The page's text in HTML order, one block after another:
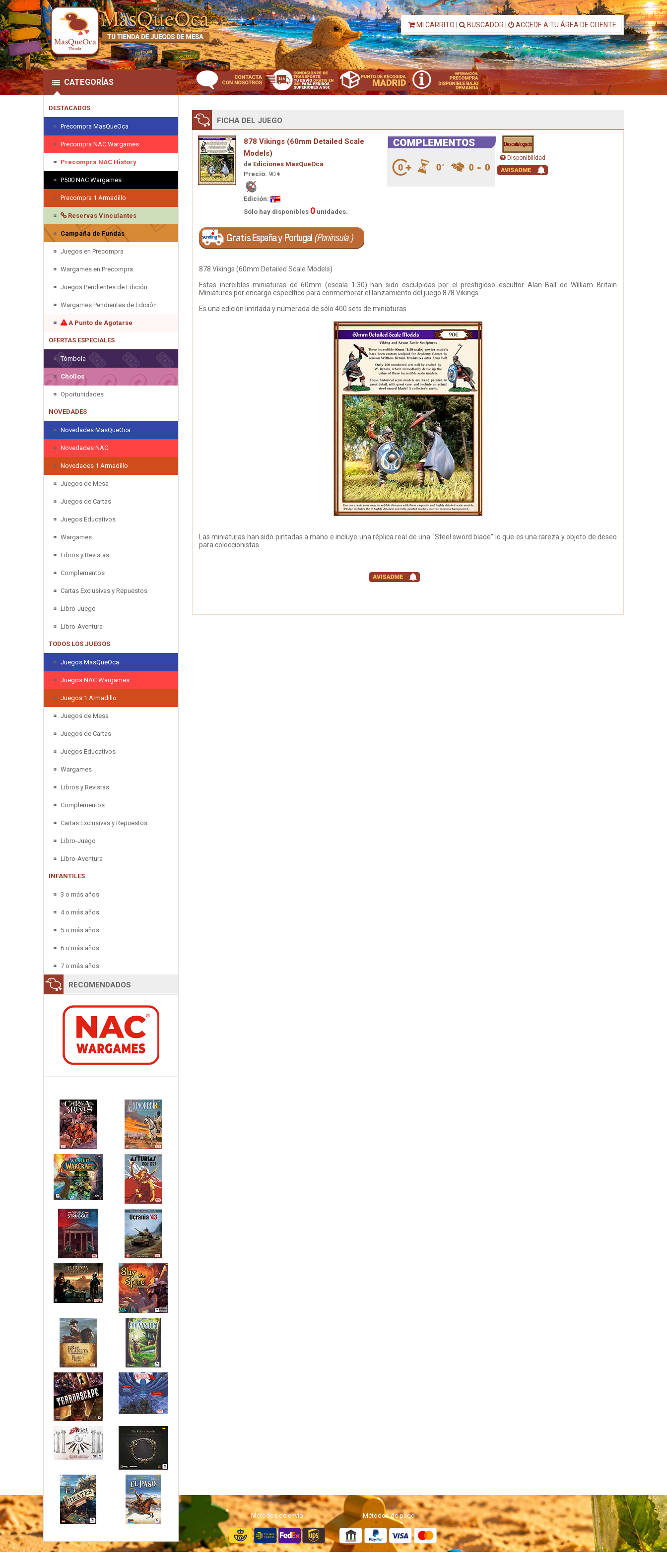
MI CARRITO BUSCADOR ACCEDE A TU ÁREA DE CLIENTE
CATEGORÍAS
DESTACADOS
Precompra MasQueOca
Precompra NAC Wargames
Precompra NAC History
P500 NAC Wargames
Precompra 1 Armadillo
Reservas Vinculantes
Campaña de Fundas
Juegos en Precompra
Wargames en Precompra
Juegos Pendientes de Edición
Wargames Pendientes de Edición
A Punto de Agotarse
OFERTAS ESPECIALES
Tómbola
Chollos
Oportunidades
NOVEDADES
Novedades MasQueOca
Novedades NAC
Novedades 1 Armadillo
Juegos de Mesa
Juegos de Cartas
Juegos Educativos
Wargames
Libros y Revistas
Complementos
Cartas Exclusivas y Repuestos
Libro-Juego
Libro-Aventura
TODOS LOS JUEGOS
Juegos MasQueOca
Juegos NAC Wargames
Juegos 1 Armadillo
Juegos de Mesa
Juegos de Cartas
Juegos Educativos
Wargames
Libros y Revistas
Complementos
Cartas Exclusivas y Repuestos
Libro-Juego
Libro-Aventura
INFANTILES
3 o más años
4 o más años
5 o más años
6 o más años
7 o más años
RECOMENDADOS
FICHA DEL JUEGO
878 Vikings (60mm Detailed Scale
Models)
de Ediciones MasQueOca
Precio: 90 €
Edición:
Sólo hay disponibles 0 unidades.
Disponibilidad
878 Vikings (60mm Detailed Scale Models)
Estas increibles miniaturas de 60mm (escala 1:30) han sido esculpidas por el prestigioso escultor Alan Ball de William Britain
Miniatures por encargo específico para conmemorar el lanzamiento del juego 878 Vikings.
Es una edición limitada y numerada de sólo 400 sets de miniaturas
Las miniaturas han sido pintadas a mano e incluye una réplica real de una “Steel sword blade” lo que es una rareza y objeto de deseo
para coleccionistas.
Métodos de envío Métodos de pago